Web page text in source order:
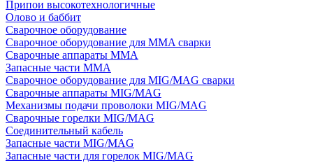
Припои высокотехнологичные
Олово и баббит
Сварочное оборудование
Сварочное оборудование для MMA сварки
Сварочные аппараты MMA
Запасные части MMA
Сварочное оборудование для MIG/MAG сварки
Сварочные аппараты MIG/MAG
Механизмы подачи проволоки MIG/MAG
Сварочные горелки MIG/MAG
Соединительный кабель
Запасные части MIG/MAG
Запасные части для горелок MIG/MAG